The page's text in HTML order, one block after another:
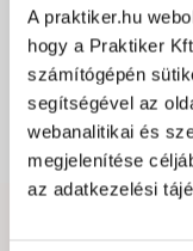
A praktiker.hu
hogy a Praktiker
számítógépén
segítségével az
webanalitikai és
megjelenítése
az adatkezelési
Csomagolási